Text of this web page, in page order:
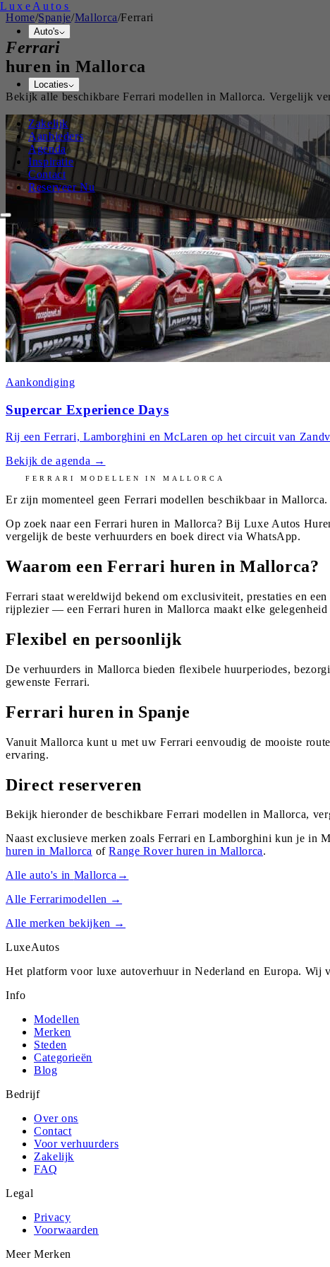
Luxe Autos
Auto's
Locaties
Zakelijk
Aanbieders
Agenda
Inspiratie
Contact
Reserveer Nu
Home/Spanje/Mallorca/Ferrari
Ferrari
huren in Mallorca
Bekijk alle beschikbareFerrari modellen inMallorca. Vergelijk
Aankondiging
Supercar Experience Days
Rij een Ferrari, Lamborghini en McLaren op het circuit van
Bekijk de agenda →
FERRARI MODELLEN INMALLORCA
Er zijn momenteel geen Ferrari modellen beschikbaar inMallorca.
Op zoek naar een Ferrari huren in Mallorca? Bij Luxe Autos
vergelijk de beste verhuurders en boek direct via WhatsApp.
Waarom een Ferrari huren in Mallorca?
Ferrari staat wereldwijd bekend om exclusiviteit, prestaties en
rijplezier — een Ferrari huren in Mallorca maakt elke
Flexibel en persoonlijk
De verhuurders in Mallorca bieden flexibele huurperiodes,
gewenste Ferrari.
Ferrari huren in Spanje
Vanuit Mallorca kunt u met uw Ferrari eenvoudig de mooiste
ervaring.
Direct reserveren
Bekijk hieronder de beschikbare Ferrari modellen in Mallorca,
Naast exclusieve merken zoals Ferrari en Lamborghini kun je in
huren in Mallorca ofRange Roverhuren in Mallorca.
Alle auto's in Mallorca →
AlleFerrarimodellen →
Alle merken bekijken →
LuxeAutos
Het platform voor luxe autoverhuur in Nederland en Europa. Wij
Info
Modellen
Merken
Steden
Categorieën
Blog
Bedrijf
Over ons
Contact
Voor verhuurders
Zakelijk
FAQ
Legal
Privacy
Voorwaarden
Meer Merken